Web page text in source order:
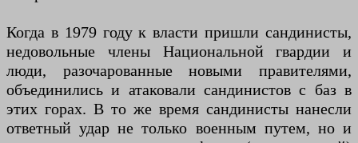
Когда в 1979 году к власти пришли сандинисты,
недовольные члены Национальной гвардии и
люди, разочарованные новыми правителями,
объединились и атаковали сандинистов с баз в
этих горах. В то же время сандинисты нанесли
ответный удар не только военным путем, но и